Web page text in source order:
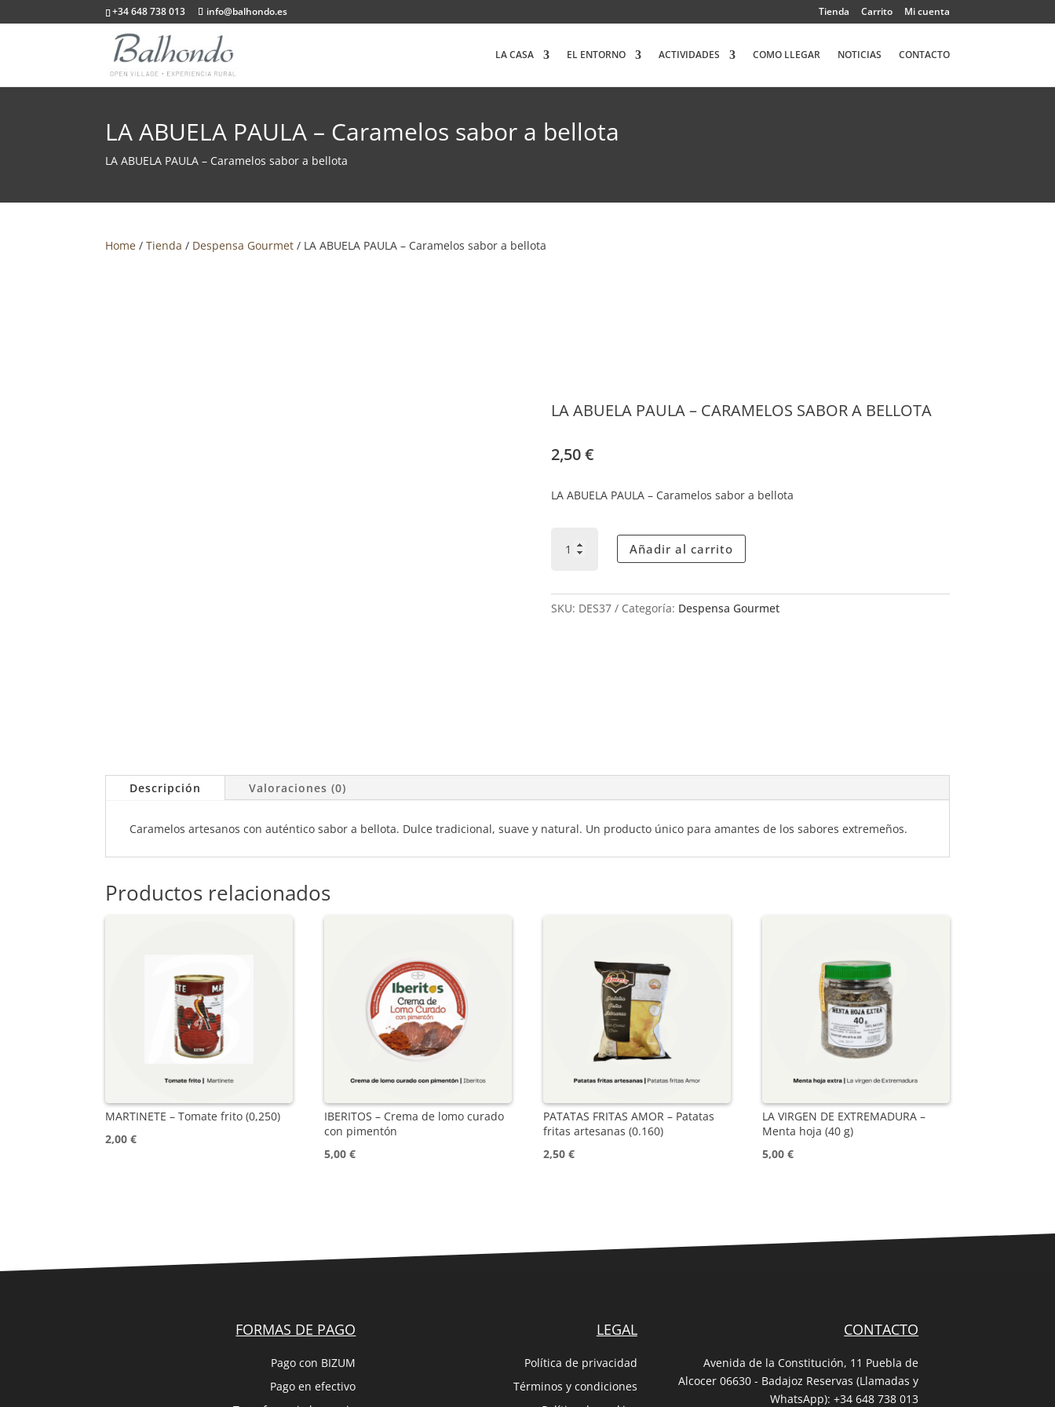
+34 648 738 013 info@balhondo.es Tienda Carrito Mi cuenta
LA CASA EL ENTORNO ACTIVIDADES COMO LLEGAR NOTICIAS CONTACTO
LA ABUELA PAULA – Caramelos sabor a bellota
LA ABUELA PAULA – Caramelos sabor a bellota
Home /Tienda / Despensa Gourmet / LA ABUELA PAULA – Caramelos sabor a bellota
LA ABUELA PAULA – CARAMELOS SABOR A BELLOTA
2,50€
LA ABUELA PAULA – Caramelos sabor a bellota
ABUELA
CARAMELOS
Añadir al carrito
SKU: DES37 Categoría: Despensa Gourmet
Descripción Valoraciones (0)
Caramelos artesanos con auténtico sabor a bellota. Dulce tradicional, suave y natural. Un producto único para amantes de los sabores extremeños.
Productos relacionados
MARTINETE – Tomate frito (0,250)
2,00€
IBERITOS – Crema de lomo curado
con pimentón
5,00€
PATATAS FRITAS AMOR – Patatas
fritas artesanas (0.160)
2,50€
LA VIRGEN DE EXTREMADURA –
Menta hoja (40 g)
5,00€
FORMAS DE PAGO
Pago con BIZUM
Pago en efectivo
LEGAL
Política de privacidad
Términos y condiciones
CONTACTO
Avenida de la Constitución, 11 Puebla de
Alcocer 06630 - Badajoz Reservas (Llamadas y
WhatsApp):+34 648 738 013